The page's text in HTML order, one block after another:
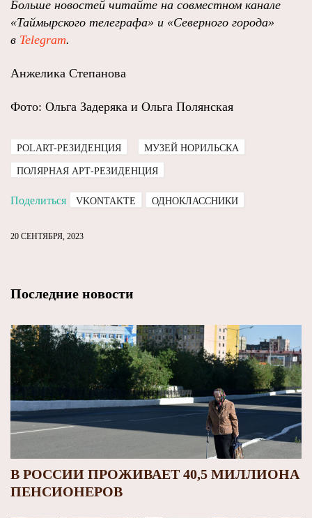
Больше новостей читайте на совместном канале
«Таймырского телеграфа» и «Северного города»
в Telegram.
Анжелика Степанова
Фото: Ольга Задеряка и Ольга Полянская
POLART-РЕЗИДЕНЦИЯ МУЗЕЙ НОРИЛЬСКА
ПОЛЯРНАЯ АРТ-РЕЗИДЕНЦИЯ
Поделиться VKONTAKTE ОДНОКЛАССНИКИ
20 СЕНТЯБРЯ, 2023
Последние новости
В РОССИИ ПРОЖИВАЕТ 40,5 МИЛЛИОНА
ПЕНСИОНЕРОВ